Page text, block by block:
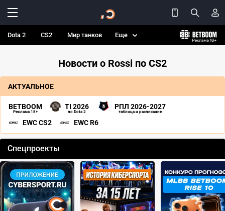
Dota 2 CS2 Мир танков Еще
Новости о Rossi по CS2
АКТУАЛЬНОЕ
BETBOOM
Реклама 18+
TI 2026
по Dota 2
РПЛ 2026-2027
таблица и расписание
EWC CS2 EWC R6
Спецпроекты